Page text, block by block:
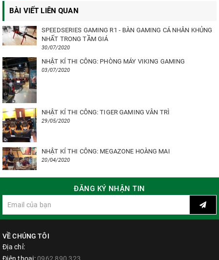
BÀI VIẾT LIÊN QUAN
SPEEDSERIES GAMING R1 - BÀN GAMING CÁ NHÂN KHỦNG
NHẤT TRONG TẦM GIÁ
30/07/2020
NHẬT KÍ THI CÔNG: PHÒNG MÁY VIKING GAMING
03/07/2020
NHẬT KÍ THI CÔNG: TIGER GAMING VÂN TRÌ
29/05/2020
NHẬT KÍ THI CÔNG: MEGAZONE HOÀNG MAI
20/04/2020
ĐĂNG KÝ NHẬN TIN
VỀ CHÚNG TÔI
Địa chỉ:
Điện thoại: 0962 890 323